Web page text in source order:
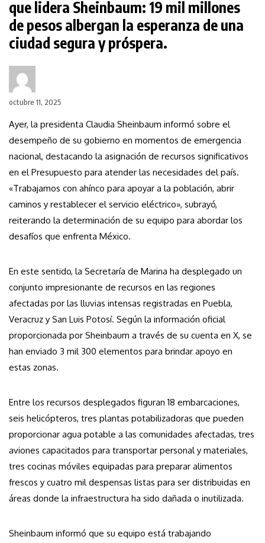
que lidera Sheinbaum: 19 mil millones
de pesos albergan la esperanza de una
ciudad segura y próspera.
octubre 11, 2025
Ayer, la presidenta Claudia Sheinbaum informó sobre el
desempeño de su gobierno en momentos de emergencia
nacional, destacando la asignación de recursos significativos
en el Presupuesto para atender las necesidades del país.
«Trabajamos con ahínco para apoyar a la población, abrir
caminos y restablecer el servicio eléctrico», subrayó,
reiterando la determinación de su equipo para abordar los
desafíos que enfrenta México.
En este sentido, la Secretaría de Marina ha desplegado un
conjunto impresionante de recursos en las regiones
afectadas por las lluvias intensas registradas en Puebla,
Veracruz y San Luis Potosí. Según la información oficial
proporcionada por Sheinbaum a través de su cuenta en X, se
han enviado 3 mil 300 elementos para brindar apoyo en
estas zonas.
Entre los recursos desplegados figuran 18 embarcaciones,
seis helicópteros, tres plantas potabilizadoras que pueden
proporcionar agua potable a las comunidades afectadas, tres
aviones capacitados para transportar personal y materiales,
tres cocinas móviles equipadas para preparar alimentos
frescos y cuatro mil despensas listas para ser distribuidas en
áreas donde la infraestructura ha sido dañada o inutilizada.
Sheinbaum informó que su equipo está trabajando